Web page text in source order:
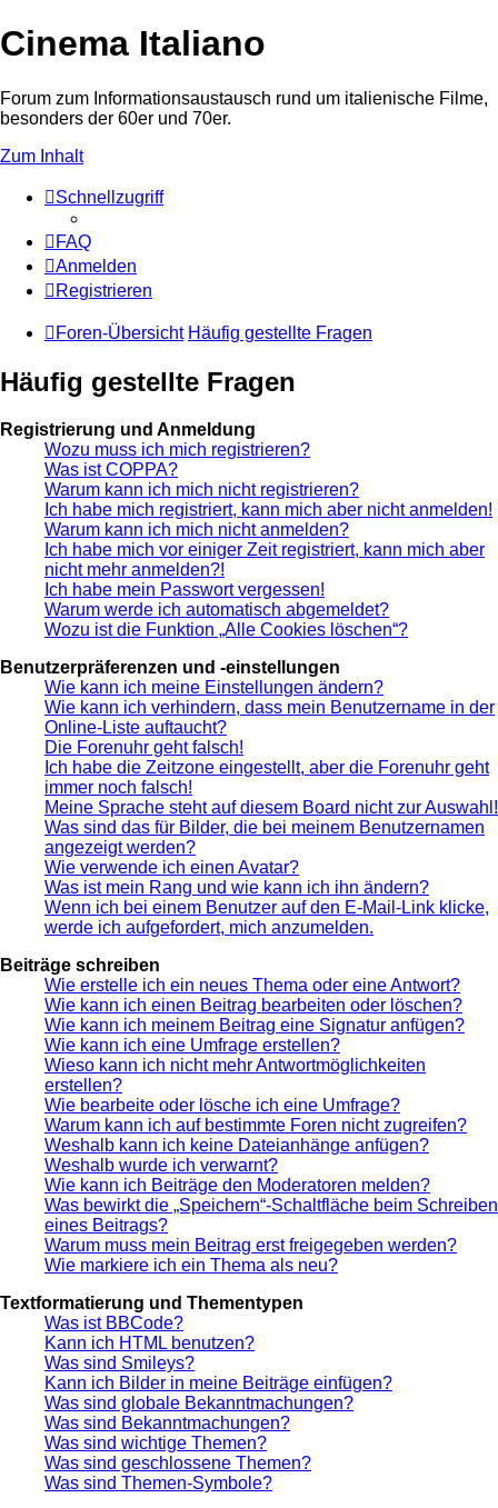
Cinema Italiano
Forum zum Informationsaustausch rund um italienische Filme,
besonders der 60er und 70er.
Zum Inhalt
Schnellzugriff
FAQ
Anmelden
Registrieren
Foren-Übersicht Häufig gestellte Fragen
Häufig gestellte Fragen
Registrierung und Anmeldung
Wozu muss ich mich registrieren?
Was ist COPPA?
Warum kann ich mich nicht registrieren?
Ich habe mich registriert, kann mich aber nicht anmelden!
Warum kann ich mich nicht anmelden?
Ich habe mich vor einiger Zeit registriert, kann mich aber
nicht mehr anmelden?!
Ich habe mein Passwort vergessen!
Warum werde ich automatisch abgemeldet?
Wozu ist die Funktion „Alle Cookies löschen“?
Benutzerpräferenzen und -einstellungen
Wie kann ich meine Einstellungen ändern?
Wie kann ich verhindern, dass mein Benutzername in der
Online-Liste auftaucht?
Die Forenuhr geht falsch!
Ich habe die Zeitzone eingestellt, aber die Forenuhr geht
immer noch falsch!
Meine Sprache steht auf diesem Board nicht zur Auswahl!
Was sind das für Bilder, die bei meinem Benutzernamen
angezeigt werden?
Wie verwende ich einen Avatar?
Was ist mein Rang und wie kann ich ihn ändern?
Wenn ich bei einem Benutzer auf den E-Mail-Link klicke,
werde ich aufgefordert, mich anzumelden.
Beiträge schreiben
Wie erstelle ich ein neues Thema oder eine Antwort?
Wie kann ich einen Beitrag bearbeiten oder löschen?
Wie kann ich meinem Beitrag eine Signatur anfügen?
Wie kann ich eine Umfrage erstellen?
Wieso kann ich nicht mehr Antwortmöglichkeiten
erstellen?
Wie bearbeite oder lösche ich eine Umfrage?
Warum kann ich auf bestimmte Foren nicht zugreifen?
Weshalb kann ich keine Dateianhänge anfügen?
Weshalb wurde ich verwarnt?
Wie kann ich Beiträge den Moderatoren melden?
Was bewirkt die „Speichern“-Schaltfläche beim Schreiben
eines Beitrags?
Warum muss mein Beitrag erst freigegeben werden?
Wie markiere ich ein Thema als neu?
Textformatierung und Thementypen
Was ist BBCode?
Kann ich HTML benutzen?
Was sind Smileys?
Kann ich Bilder in meine Beiträge einfügen?
Was sind globale Bekanntmachungen?
Was sind Bekanntmachungen?
Was sind wichtige Themen?
Was sind geschlossene Themen?
Was sind Themen-Symbole?